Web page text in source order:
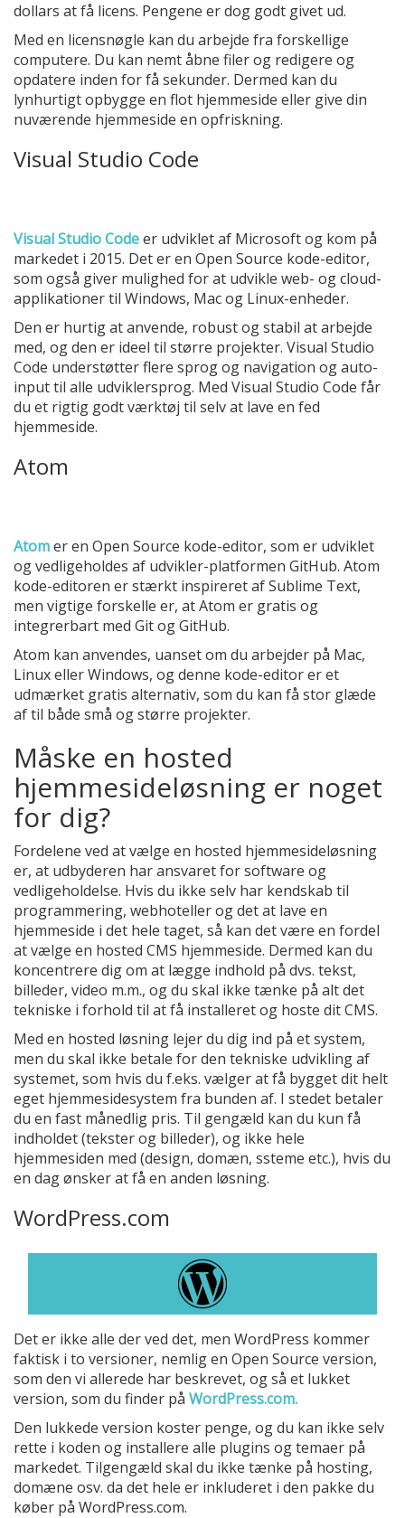
dollars at få licens. Pengene er dog godt givet ud.
Med en licensnøgle kan du arbejde fra forskellige
computere. Du kan nemt åbne filer og redigere og
opdatere inden for få sekunder. Dermed kan du
lynhurtigt opbygge en flot hjemmeside eller give din
nuværende hjemmeside en opfriskning.
Visual Studio Code
Visual Studio Codeer udviklet af Microsoft og kom på
markedet i 2015. Det er en Open Source kode-editor,
som også giver mulighed for at udvikle web- og cloud-
applikationer til Windows, Mac og Linux-enheder.
Den er hurtig at anvende, robust og stabil at arbejde
med, og den er ideel til større projekter. Visual Studio
Code understøtter flere sprog og navigation og auto-
input til alle udviklersprog. Med Visual Studio Code får
du et rigtig godt værktøj til selv at lave en fed
hjemmeside.
Atom
Atomer en Open Source kode-editor, som er udviklet
og vedligeholdes af udvikler-platformen GitHub. Atom
kode-editoren er stærkt inspireret af Sublime Text,
men vigtige forskelle er, at Atom er gratis og
integrerbart med Git og GitHub.
Atom kan anvendes, uanset om du arbejder på Mac,
Linux eller Windows, og denne kode-editor er et
udmærket gratis alternativ, som du kan få stor glæde
af til både små og større projekter.
Måske en hosted
hjemmesideløsning er noget
for dig?
Fordelene ved at vælge en hosted hjemmesideløsning
er, at udbyderen har ansvaret for software og
vedligeholdelse. Hvis du ikke selv har kendskab til
programmering, webhoteller og det at lave en
hjemmeside i det hele taget, så kan det være en fordel
at vælge en hosted CMS hjemmeside. Dermed kan du
koncentrere dig om at lægge indhold på dvs. tekst,
billeder, video m.m., og du skal ikke tænke på alt det
tekniske i forhold til at få installeret og hoste dit CMS.
Med en hosted løsning lejer du dig ind på et system,
men du skal ikke betale for den tekniske udvikling af
systemet, som hvis du f.eks. vælger at få bygget dit helt
eget hjemmesidesystem fra bunden af. I stedet betaler
du en fast månedlig pris. Til gengæld kan du kun få
indholdet (tekster og billeder), og ikke hele
hjemmesiden med (design, domæn, ssteme etc.), hvis du
en dag ønsker at få en anden løsning.
WordPress.com
Det er ikke alle der ved det, men WordPress kommer
faktisk i to versioner, nemlig en Open Source version,
som den vi allerede har beskrevet, og så et lukket
version, som du finder på WordPress.com.
Den lukkede version koster penge, og du kan ikke selv
rette i koden og installere alle plugins og temaer på
markedet. Tilgengæld skal du ikke tænke på hosting,
domæne osv. da det hele er inkluderet i den pakke du
køber på WordPress.com.